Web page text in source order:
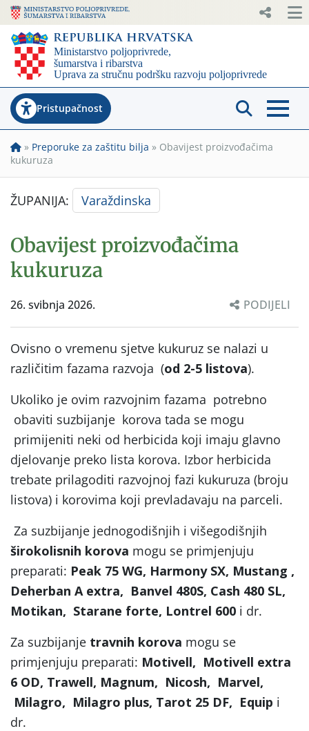
Pristupačnost
» Preporuke za zaštitu bilja » Obavijest proizvođačima
kukuruza
ŽUPANIJA: Varaždinska
Obavijest proizvođačima
kukuruza
26. svibnja 2026. PODIJELI
Ovisno o vremenu sjetve kukuruz se nalazi u
različitim fazama razvoja (od 2-5 listova).
Ukoliko je ovim razvojnim fazama potrebno
obaviti suzbijanje korova tada se mogu
primijeniti neki od herbicida koji imaju glavno
djelovanje preko lista korova. Izbor herbicida
trebate prilagoditi razvojnoj fazi kukuruza (broju
listova) i korovima koji prevladavaju na parceli.
Za suzbijanje jednogodišnjih i višegodišnjih
širokolisnih korova mogu se primjenjuju
preparati: Peak 75 WG, Harmony SX, Mustang ,
Deherban A extra, Banvel 480S, Cash 480 SL,
Motikan, Starane forte, Lontrel 600 i dr.
Za suzbijanje travnih korova mogu se
primjenjuju preparati: Motivell, Motivell extra
6 OD, Trawell, Magnum, Nicosh, Marvel,
Milagro, Milagro plus, Tarot 25 DF, Equip i
dr.